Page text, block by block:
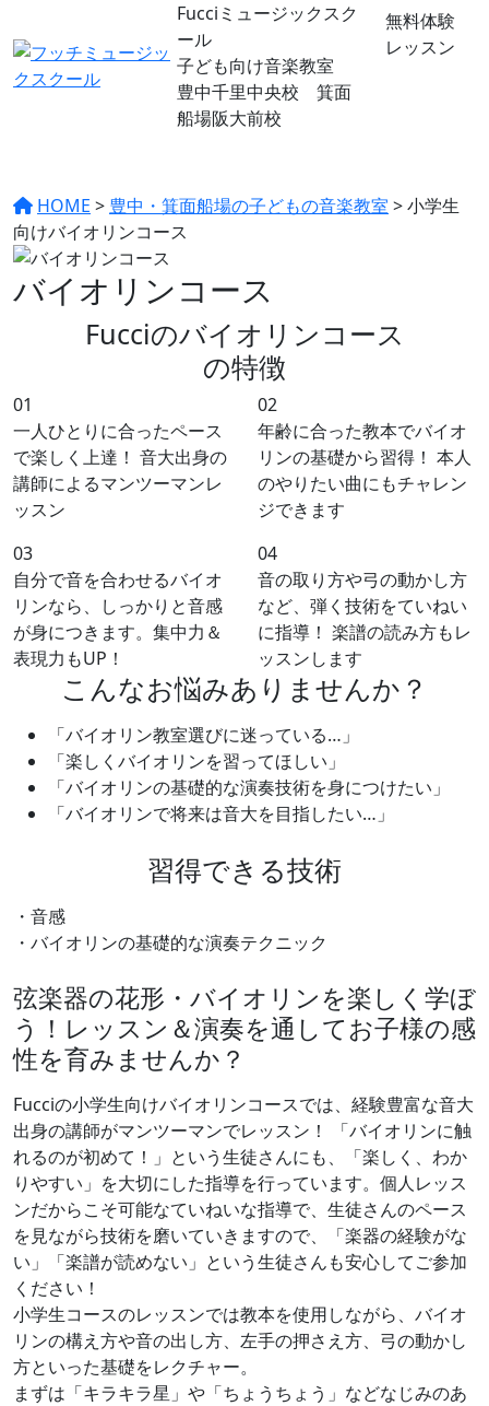
Fucciミュージックスク
ール
子ども向け音楽教室
豊中千里中央校 箕面
船場阪大前校
無料体験
レッスン
HOME > 豊中・箕面船場の子どもの音楽教室 >小学生
向けバイオリンコース
バイオリンコース
Fucciのバイオリンコース
の特徴
01
一人ひとりに合ったペース
で楽しく上達！ 音大出身の
講師によるマンツーマンレ
ッスン
02
年齢に合った教本でバイオ
リンの基礎から習得！ 本人
のやりたい曲にもチャレン
ジできます
03
自分で音を合わせるバイオ
リンなら、しっかりと音感
が身につきます。集中力＆
表現力もUP！
04
音の取り方や弓の動かし方
など、弾く技術をていねい
に指導！ 楽譜の読み方もレ
ッスンします
こんなお悩みありませんか？
「バイオリン教室選びに迷っている…」
「楽しくバイオリンを習ってほしい」
「バイオリンの基礎的な演奏技術を身につけたい」
「バイオリンで将来は音大を目指したい…」
習得できる技術
・音感
・バイオリンの基礎的な演奏テクニック
弦楽器の花形・バイオリンを楽しく学ぼ
う！ レッスン＆演奏を通してお子様の感
性を育みませんか？
Fucciの小学生向けバイオリンコースでは、経験豊富な音大
出身の講師がマンツーマンでレッスン！ 「バイオリンに触
れるのが初めて！」という生徒さんにも、「楽しく、わか
りやすい」を大切にした指導を行っています。 個人レッス
ンだからこそ可能なていねいな指導で、生徒さんのペース
を見ながら技術を磨いていきますので、「楽器の経験がな
い」「楽譜が読めない」という生徒さんも安心してご参加
ください！
小学生コースのレッスンでは教本を使用しながら、バイオ
リンの構え方や音の出し方、左手の押さえ方、弓の動かし
方といった基礎をレクチャー。
まずは「キラキラ星」や「ちょうちょう」などなじみのあ